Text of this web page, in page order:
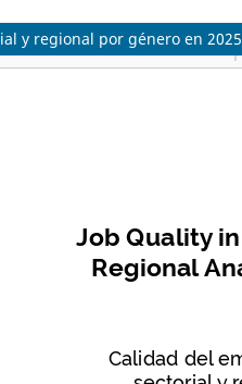
y regional por género en 2025